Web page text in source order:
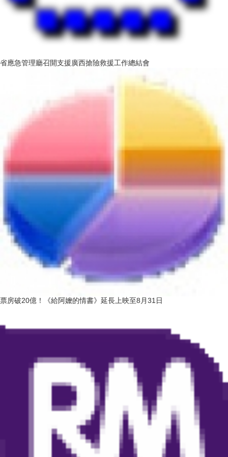
省應急管理廳召開支援廣西搶險救援工作總結會
票房破20億！《給阿嬤的情書》延長上映至8月31日